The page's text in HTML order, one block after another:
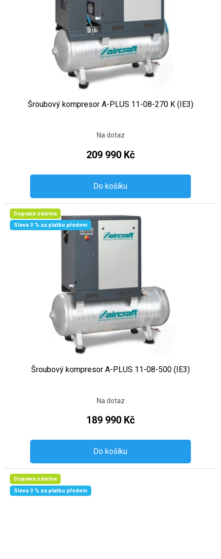
Šroubový kompresor A-PLUS 11-08-270 K (IE3)
Na dotaz
209 990 Kč
Do košíku
Doprava zdarma
Sleva 3 % za platbu předem
Šroubový kompresor A-PLUS 11-08-500 (IE3)
Na dotaz
189 990 Kč
Do košíku
Doprava zdarma
Sleva 3 % za platbu předem